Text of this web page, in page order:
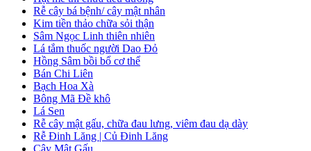
Rễ cây bá bệnh/ cây mật nhân
Kim tiền thảo chữa sỏi thận
Sâm Ngọc Linh thiên nhiên
Lá tắm thuốc người Dao Đỏ
Hồng Sâm bồi bổ cơ thể
Bán Chi Liên
Bạch Hoa Xà
Bông Mã Đề khô
Lá Sen
Rễ cây mật gấu, chữa đau lưng, viêm đau dạ dày
Rễ Đinh Lăng | Củ Đinh Lăng
Cây Mật Gấu